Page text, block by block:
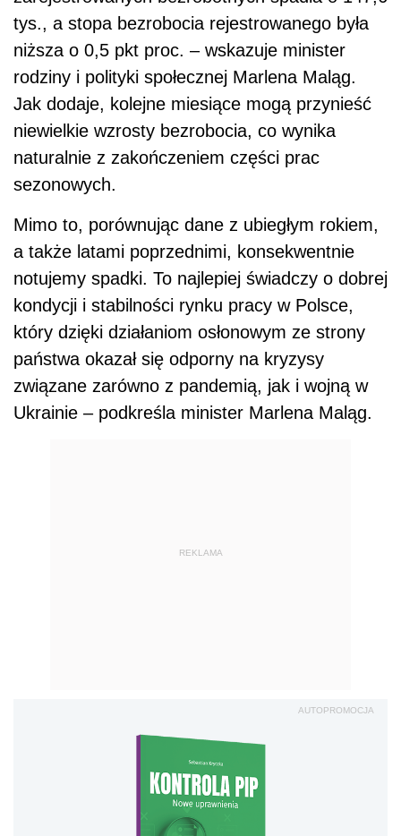
tys., a stopa bezrobocia rejestrowanego była
niższa o 0,5 pkt proc. – wskazuje minister
rodziny i polityki społecznej Marlena Maląg.
Jak dodaje, kolejne miesiące mogą przynieść
niewielkie wzrosty bezrobocia, co wynika
naturalnie z zakończeniem części prac
sezonowych.
Mimo to, porównując dane z ubiegłym rokiem,
a także latami poprzednimi, konsekwentnie
notujemy spadki. To najlepiej świadczy o dobrej
kondycji i stabilności rynku pracy w Polsce,
który dzięki działaniom osłonowym ze strony
państwa okazał się odporny na kryzysy
związane zarówno z pandemią, jak i wojną w
Ukrainie – podkreśla minister Marlena Maląg.
REKLAMA
AUTOPROMOCJA